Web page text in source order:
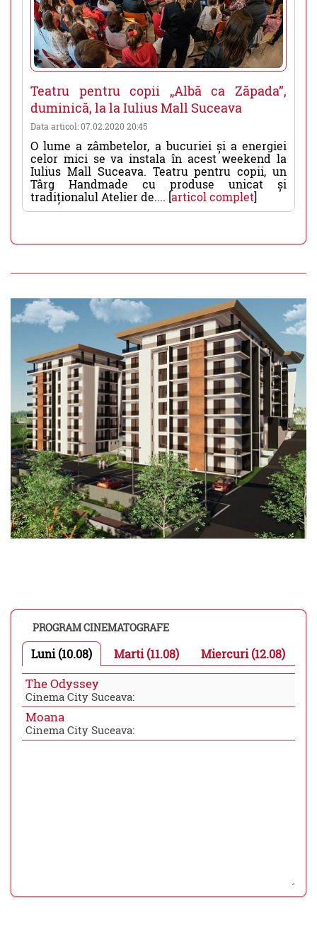
Teatru pentru copii „Albă ca Zăpada”,
duminică, la la Iulius Mall Suceava
Data articol: 07.02.2020 20:45
O lume a zâmbetelor, a bucuriei și a energiei
celor mici se va instala în acest weekend la
Iulius Mall Suceava. Teatru pentru copii, un
Târg Handmade cu produse unicat și
tradiționalul Atelier de.... [articol complet]
PROGRAM CINEMATOGRAFE
Luni (10.08) Marti (11.08) Miercuri (12.08)
The Odyssey
Cinema City Suceava:
Moana
Cinema City Suceava: